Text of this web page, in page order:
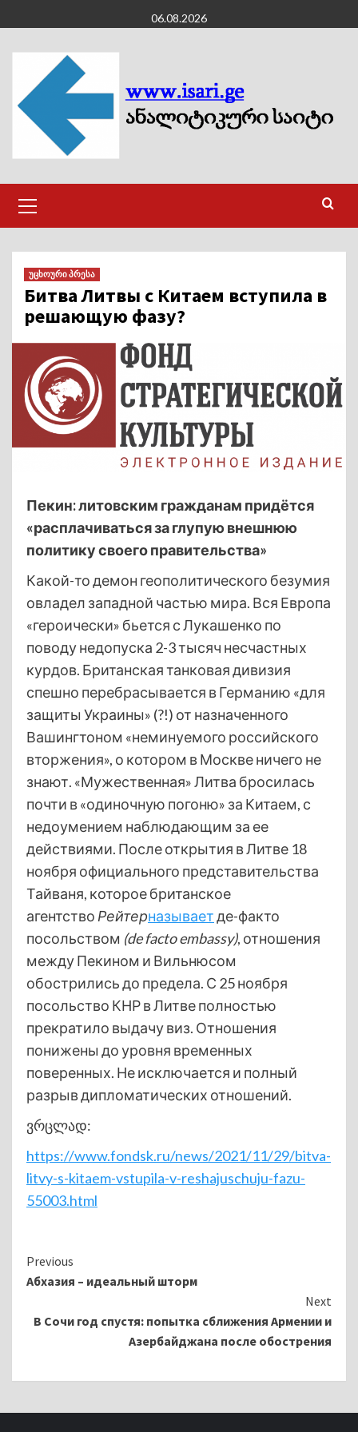
to
content
06.08.2026
Menu
უცხოური პრესა
Битва Литвы с Китаем вступила в
решающую фазу?
Пекин: литовским гражданам придётся
«расплачиваться за глупую внешнюю
политику своего правительства»
Какой-то демон геополитического безумия
овладел западной частью мира. Вся Европа
«героически» бьется с Лукашенко по
поводу недопуска 2-3 тысяч несчастных
курдов. Британская танковая дивизия
спешно перебрасывается в Германию «для
защиты Украины» (?!) от назначенного
Вашингтоном «неминуемого российского
вторжения», о котором в Москве ничего не
знают. «Мужественная» Литва бросилась
почти в «одиночную погоню» за Китаем, с
недоумением наблюдающим за ее
действиями. После открытия в Литве 18
ноября официального представительства
Тайваня, которое британское
агентство Рейтерназываетде-факто
посольством (de facto embassy), отношения
между Пекином и Вильнюсом
обострились до предела. С 25 ноября
посольство КНР в Литве полностью
прекратило выдачу виз. Отношения
понижены до уровня временных
поверенных. Не исключается и полный
разрыв дипломатических отношений.
ვრცლად:
https://www.fondsk.ru/news/2021/11/29/bitva-
litvy-s-kitaem-vstupila-v-reshajuschuju-fazu-
55003.html
Continue
Reading
Previous
Абхазия – идеальный шторм
Next
В Сочи год спустя: попытка сближения Армении и
Азербайджана после обострения